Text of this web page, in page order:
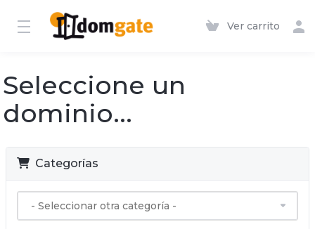
Ver carrito
Seleccione un
dominio...
Categorías